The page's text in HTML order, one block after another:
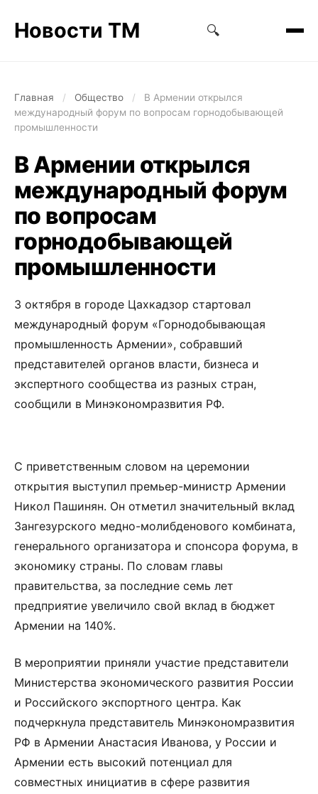
Новости ТМ 🔍
Главная / Общество /
В Армении открылся
международный форум по вопросам горнодобывающей
промышленности
В Армении открылся
международный форум
по вопросам
горнодобывающей
промышленности
3 октября в городе Цахкадзор стартовал
международный форум «Горнодобывающая
промышленность Армении», собравший
представителей органов власти, бизнеса и
экспертного сообщества из разных стран,
сообщили в Минэкономразвития РФ.
С приветственным словом на церемонии
открытия выступил премьер-министр Армении
Никол Пашинян. Он отметил значительный вклад
Зангезурского медно-молибденового комбината,
генерального организатора и спонсора форума, в
экономику страны. По словам главы
правительства, за последние семь лет
предприятие увеличило свой вклад в бюджет
Армении на 140%.
В мероприятии приняли участие представители
Министерства экономического развития России
и Российского экспортного центра. Как
подчеркнула представитель Минэкономразвития
РФ в Армении Анастасия Иванова, у России и
Армении есть высокий потенциал для
совместных инициатив в сфере развития